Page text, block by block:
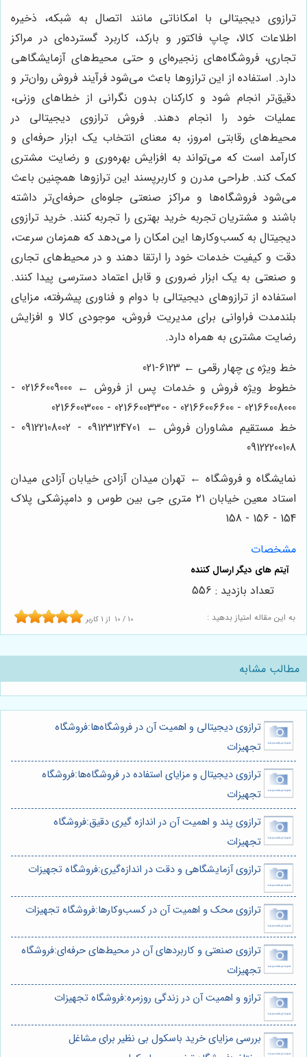
ترازوی دیجیتالی با امکاناتی مانند اتصال به شبکه، ذخیره
اطلاعات کالا، چاپ فاکتور و بارکد، کاربرد گسترده‌ای در مراکز
تجاری، فروشگاه‌های زنجیره‌ای و حتی محیط‌های آزمایشگاهی
دارد. استفاده از این ترازوها باعث می‌شود فرآیند فروش روان‌تر و
دقیق‌تر انجام شود و کارکنان بدون نگرانی از خطاهای وزنی،
عملیات خود را انجام دهند. فروش ترازوی دیجیتالی در
محیط‌های رقابتی امروز، به معنای انتخاب یک ابزار حرفه‌ای و
کارآمد است که می‌تواند به افزایش بهره‌وری و رضایت مشتری
کمک کند. طراحی مدرن و کاربرپسند این ترازوها همچنین باعث
می‌شود فروشگاه‌ها و مراکز صنعتی جلوه‌ای حرفه‌ای‌تر داشته
باشند و مشتریان تجربه خرید بهتری را تجربه کنند. خرید ترازوی
دیجیتال به کسب‌وکارها این امکان را می‌دهد که همزمان سرعت،
دقت و کیفیت خدمات خود را ارتقا دهند و در محیط‌های تجاری
و صنعتی به یک ابزار ضروری و قابل اعتماد دسترسی پیدا کنند.
استفاده از ترازوهای دیجیتالی با دوام و فناوری پیشرفته، مزایای
بلندمدت فراوانی برای مدیریت فروش، موجودی کالا و افزایش
رضایت مشتری به همراه دارد.
خط ویژه ی چهار رقمی ← 6123-021
خطوط ویژه فروش و خدمات پس از فروش ← 02166009000 -
02166008000 - 02166006600 - 02166003300 - 02166003000
خط مستقیم مشاوران فروش ← 09123124701 - 09122108002 -
09122200108
نمایشگاه و فروشگاه ← تهران میدان آزادی خیابان آزادی میدان
استاد معین خیابان ۲۱ متری جی بین طوس و دامپزشکی پلاک
154 - 156 - 158
مشخصات
به این مقاله امتیاز بدهید : 10 / 10 از 1 کاربر
تعداد بازدید : 556
مطالب مشابه
ترازوی دیجیتالی و اهمیت آن در فروشگاه‌ها:فروشگاه
تجهیزات
ترازوی دیجیتال و مزایای استفاده در فروشگاه‌ها:فروشگاه
تجهیزات
ترازوی پند و اهمیت آن در اندازه گیری دقیق:فروشگاه
تجهیزات
ترازوی آزمایشگاهی و دقت در اندازه‌گیری:فروشگاه تجهیزات
ترازوی محک و اهمیت آن در کسب‌وکارها:فروشگاه تجهیزات
ترازوی صنعتی و کاربردهای آن در محیط‌های حرفه‌ای:فروشگاه
تجهیزات
ترازو و اهمیت آن در زندگی روزمره:فروشگاه تجهیزات
بررسی مزایای خرید باسکول بی نظیر برای مشاغل